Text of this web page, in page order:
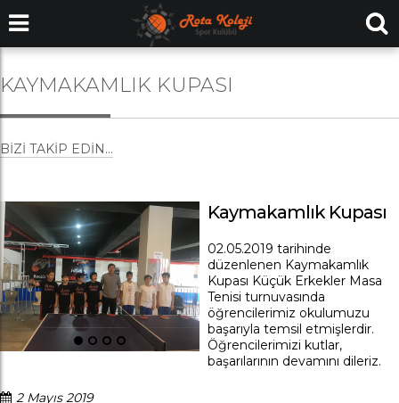
KAYMAKAMLIK KUPASI
BIZI TAKIP EDIN...
Kaymakamlık Kupası
02.05.2019 tarihinde
düzenlenen Kaymakamlık
Kupası Küçük Erkekler Masa
Tenisi turnuvasında
öğrencilerimiz okulumuzu
başarıyla temsil etmişlerdir.
Öğrencilerimizi kutlar,
başarılarının devamını dileriz.
2 Mayıs 2019